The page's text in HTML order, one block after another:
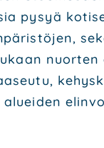
pysyä